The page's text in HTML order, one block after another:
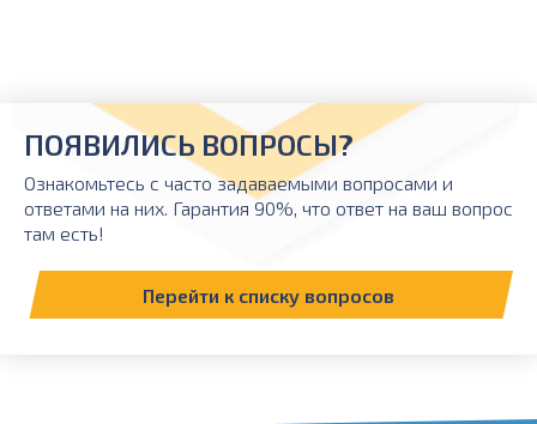
ПОЯВИЛИСЬ ВОПРОСЫ?
Ознакомьтесь с часто задаваемыми вопросами и
ответами на них. Гарантия 90%, что ответ на ваш вопрос
там есть!
Перейти к списку вопросов